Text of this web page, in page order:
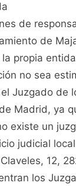
de
de
propia
no sea
Juzgado de
Madrid, ya
existe un
judicial
12,
los